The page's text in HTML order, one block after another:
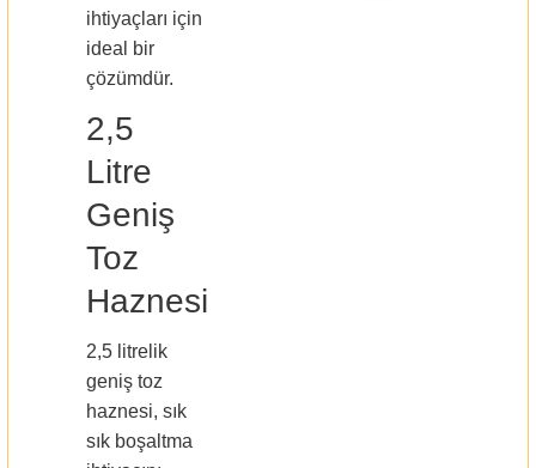
ihtiyaçları için
ideal bir
çözümdür.
2,5
Litre
Geniş
Toz
Haznesi
2,5 litrelik
geniş toz
haznesi, sık
sık boşaltma